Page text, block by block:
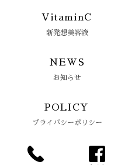
VitaminC
新発想美容液
NEWS
お知らせ
POLICY
プライバシーポリシー